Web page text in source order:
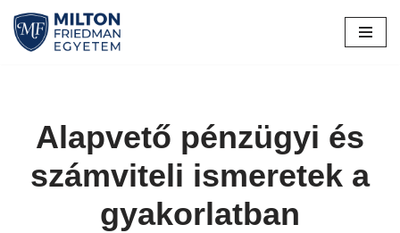
Skip
Alapvető pénzügyi és
számviteli ismeretek a
gyakorlatban